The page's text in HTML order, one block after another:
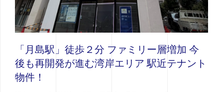
「月島駅」徒歩２分 ファミリー層増加 今
後も再開発が進む湾岸エリア 駅近テナント
物件！